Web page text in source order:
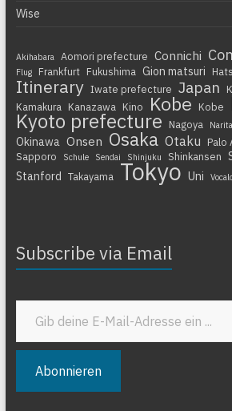
Wise
Akihabara Aomori prefecture Connichi
Flug Frankfurt Fukushima Gion matsuri
Itinerary Iwate prefecture Japan
Kamakura Kanazawa Kino Kobe Kobe
Kyoto prefecture Nagoya Narita
Okinawa Onsen Osaka Otaku Palo
Sapporo Schule Sendai Shinjuku Shinkansen
Stanford
Takayama Tokyo Uni
Subscribe via Email
Gib deine E-Mail-Adresse ein ...
Abonnieren